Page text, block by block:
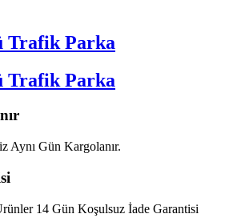
Trafik Parka
Trafik Parka
Aynı Gün Kargolanır.
14 Gün Koşulsuz İade Garantisi